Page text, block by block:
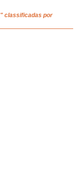
" classificadas por